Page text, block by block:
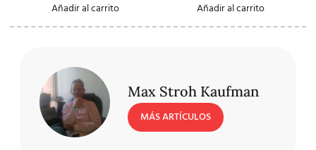
Añadir al carrito Añadir al carrito
Max Stroh Kaufman
MÁS ARTÍCULOS